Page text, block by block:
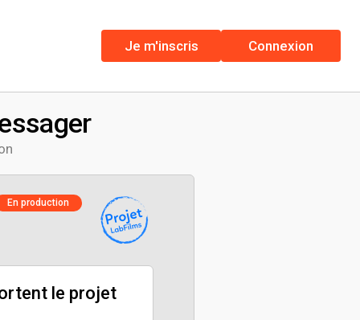
Je m'inscris Connexion
En production
le projet